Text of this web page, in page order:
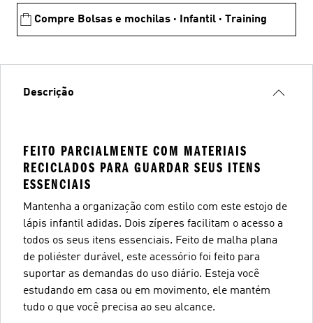
Compre Bolsas e mochilas · Infantil · Training
Descrição
FEITO PARCIALMENTE COM MATERIAIS
RECICLADOS PARA GUARDAR SEUS ITENS
ESSENCIAIS
Mantenha a organização com estilo com este estojo de
lápis infantil adidas. Dois zíperes facilitam o acesso a
todos os seus itens essenciais. Feito de malha plana
de poliéster durável, este acessório foi feito para
suportar as demandas do uso diário. Esteja você
estudando em casa ou em movimento, ele mantém
tudo o que você precisa ao seu alcance.